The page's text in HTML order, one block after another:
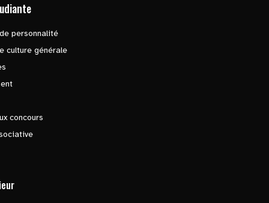
personnalité
culture générale
concours